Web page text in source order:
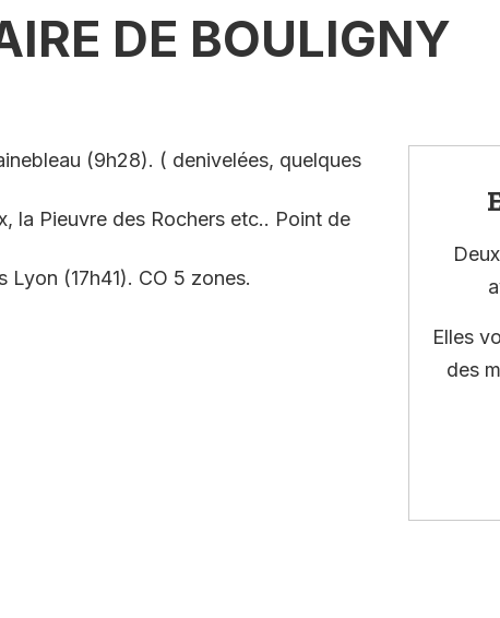
DE BOULIGNY
(9h28). ( denivelées, quelques
la Pieuvre des Rochers etc.. Point de
Lyon (17h41). CO 5 zones.
Elles
des